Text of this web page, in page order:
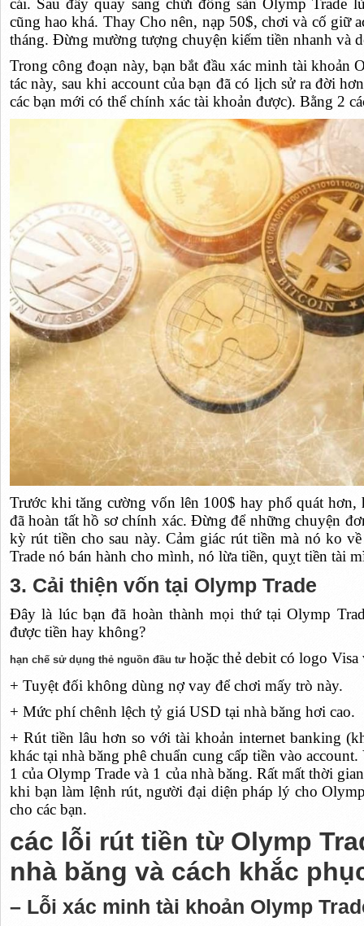
cái. Sau đấy quay sang chửi đổng sàn Olymp Trade
cũng hao khá. Thay Cho nên, nạp 50$, chơi và cố giữ
tháng. Đừng mường tượng chuyện kiếm tiền nhanh và
Trong công đoạn này, bạn bắt đầu xác minh tài khoản
tác này, sau khi account của bạn đã có lịch sử ra đời
các bạn mới có thể chính xác tài khoản được). Bằng 2
Trước khi tăng cường vốn lên 100$ hay phổ quát hơn,
đã hoàn tất hồ sơ chính xác. Đừng để những chuyện
kỳ rút tiền cho sau này. Cảm giác rút tiền mà nó ko
Trade nó bán hành cho mình, nó lừa tiền, quỵt tiền tài
3. Cải thiện vốn tại Olymp Trade
Đây là lúc bạn đã hoàn thành mọi thứ tại Olymp
được tiền hay không?
hạn chế sử dụng thẻ nguồn đầu tưhoặc thẻ debit có logo Visa
+ Tuyệt đối không dùng nợ vay để chơi mấy trò này.
+ Mức phí chênh lệch tỷ giá USD tại nhà băng hơi cao.
+ Rút tiền lâu hơn so với tài khoản internet banking
khác tại nhà băng phê chuẩn cung cấp tiền vào
1 của Olymp Trade và 1 của nhà băng. Rất mất thời
khi bạn làm lệnh rút, người đại diện pháp lý cho
cho các bạn.
các lỗi rút tiền từ Olymp
nhà băng và cách khắc
– Lỗi xác minh tài khoản Olymp